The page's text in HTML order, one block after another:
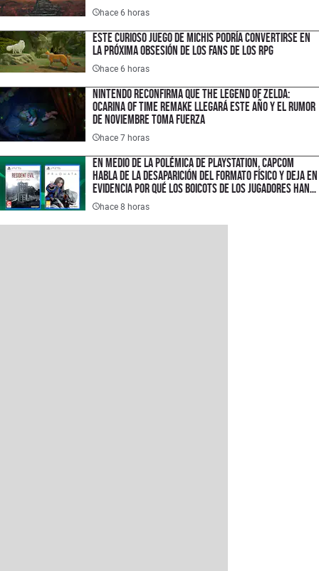
hace 6 horas
Este curioso juego de michis podría convertirse en
la próxima obsesión de los fans de los RPG
hace 6 horas
Nintendo reconfirma que The Legend of Zelda:
Ocarina of Time Remake llegará este año y el rumor
de noviembre toma fuerza
hace 7 horas
En medio de la polémica de PlayStation, Capcom
habla de la desaparición del formato físico y deja en
evidencia por qué los boicots de los jugadores han
fracasado
hace 8 horas